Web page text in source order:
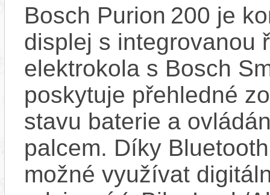
Bosch Purion 200 je
displej s integrovanou
elektrokola s Bosch
poskytuje přehledné
stavu baterie a
palcem. Díky
možné využívat